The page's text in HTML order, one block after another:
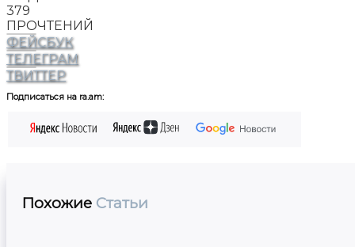
379
ПРОЧТЕНИЙ
ФЕЙСБУК
ТЕЛЕГРАМ
ТВИТТЕР
Подписаться на ra.am:
Похожие Статьи